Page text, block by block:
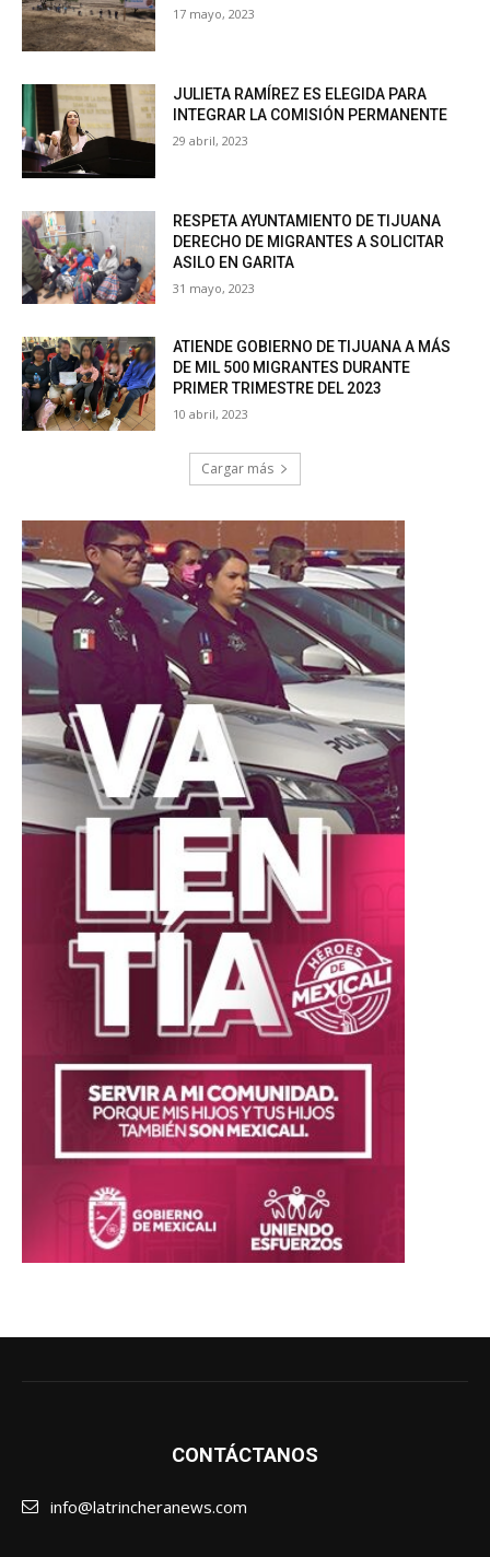
17 mayo, 2023
JULIETA RAMÍREZ ES ELEGIDA PARA
INTEGRAR LA COMISIÓN PERMANENTE
29 abril, 2023
RESPETA AYUNTAMIENTO DE TIJUANA
DERECHO DE MIGRANTES A SOLICITAR
ASILO EN GARITA
31 mayo, 2023
ATIENDE GOBIERNO DE TIJUANA A MÁS
DE MIL 500 MIGRANTES DURANTE
PRIMER TRIMESTRE DEL 2023
10 abril, 2023
Cargar más
CONTÁCTANOS
info@latrincheranews.com